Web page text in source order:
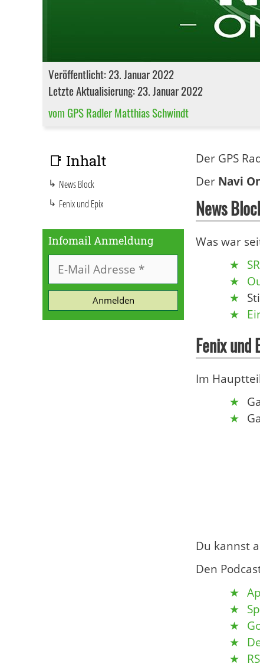
Veröffentlicht: 23. Januar 2022
Letzte Aktualisierung: 23. Januar 2022
vom GPS Radler Matthias Schwindt
Der GPS
Der Navi
News
Was war
Fenix und
Im
Du kannst
Den
📑 Inhalt
News Block
Fenix und Epix
Infomail Anmeldung
Anmelden